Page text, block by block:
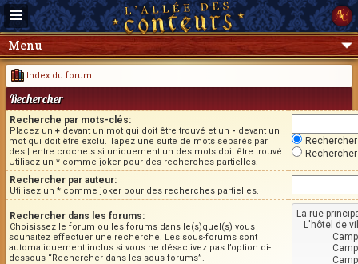
Menu
Index du forum
Rechercher
Recherche par mots-clés:
Placez un + devant un mot qui doit être trouvé et un - devant un
mot qui doit être exclu. Tapez une suite de mots séparés par
des | entre crochets si uniquement un des mots doit être trouvé.
Utilisez un * comme joker pour des recherches partielles.
Rechercher par auteur:
Utilisez un * comme joker pour des recherches partielles.
Rechercher dans les forums:
Choisissez le forum ou les forums dans le(s)quel(s) vous
souhaitez effectuer une recherche. Les sous-forums sont
automatiquement inclus si vous ne désactivez pas l’option ci-
dessous “Rechercher dans les sous-forums”.